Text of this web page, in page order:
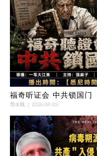
福奇听证会 中共锁国门
导火线 2026-08-03